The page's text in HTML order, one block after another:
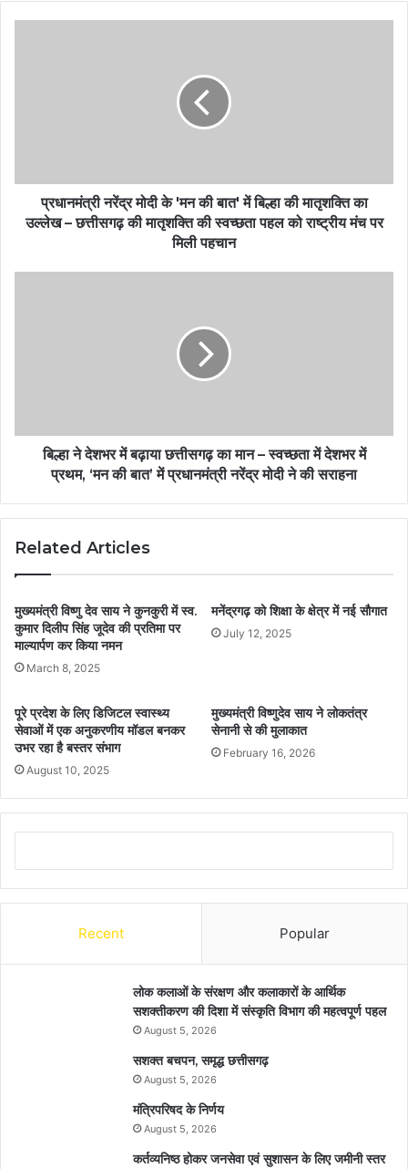
प्रधानमंत्री नरेंद्र मोदी के 'मन की बात' में बिल्हा की मातृशक्ति का
उल्लेख – छत्तीसगढ़ की मातृशक्ति की स्वच्छता पहल को राष्ट्रीय मंच पर
मिली पहचान
बिल्हा ने देशभर में बढ़ाया छत्तीसगढ़ का मान – स्वच्छता में देशभर में
प्रथम, ‘मन की बात’ में प्रधानमंत्री नरेंद्र मोदी ने की सराहना
Related Articles
मुख्यमंत्री विष्णु देव साय ने कुनकुरी में स्व.
कुमार दिलीप सिंह जूदेव की प्रतिमा पर
माल्यार्पण कर किया नमन
March 8, 2025
मनेंद्रगढ़ को शिक्षा के क्षेत्र में नई सौगात
July 12, 2025
पूरे प्रदेश के लिए डिजिटल स्वास्थ्य
सेवाओं में एक अनुकरणीय मॉडल बनकर
उभर रहा है बस्तर संभाग
August 10, 2025
मुख्यमंत्री विष्णुदेव साय ने लोकतंत्र
सेनानी से की मुलाकात
February 16, 2026
Recent Popular
लोक कलाओं के संरक्षण और कलाकारों के आर्थिक
सशक्तीकरण की दिशा में संस्कृति विभाग की महत्वपूर्ण पहल
August 5, 2026
सशक्त बचपन, समृद्ध छत्तीसगढ़
August 5, 2026
मंत्रिपरिषद के निर्णय
August 5, 2026
कर्तव्यनिष्ठ होकर जनसेवा एवं सुशासन के लिए जमीनी स्तर